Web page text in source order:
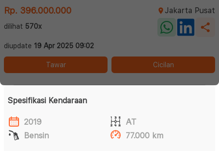
Rp. 396.000.000
Jakarta Pusat
dilihat 570x
diupdate 19 Apr 2025 09:02
Tawar Cicilan
Spesifikasi Kendaraan
2019
AT
Bensin
77.000 km